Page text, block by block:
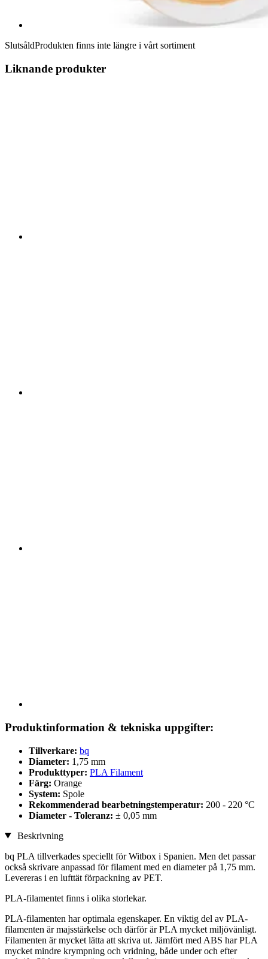
SlutsåldProdukten finns inte längre i vårt sortiment
Liknande produkter
Produktinformation & tekniska uppgifter:
Tillverkare: bq
Diameter: 1,75 mm
Produkttyper: PLA Filament
Färg: Orange
System: Spole
Rekommenderad bearbetningstemperatur: 200 - 220 °C
Diameter - Toleranz: ± 0,05 mm
Beskrivning
bq PLA tillverkades speciellt för Witbox i Spanien. Men det passar
också skrivare anpassad för filament med en diameter på 1,75 mm.
Levereras i en lufttät förpackning av PET.
PLA-filamentet finns i olika storlekar.
PLA-filamenten har optimala egenskaper. En viktig del av PLA-
filamenten är majsstärkelse och därför är PLA mycket miljövänligt.
Filamenten är mycket lätta att skriva ut. Jämfört med ABS har PLA
mycket mindre krympning och vridning, både under och efter